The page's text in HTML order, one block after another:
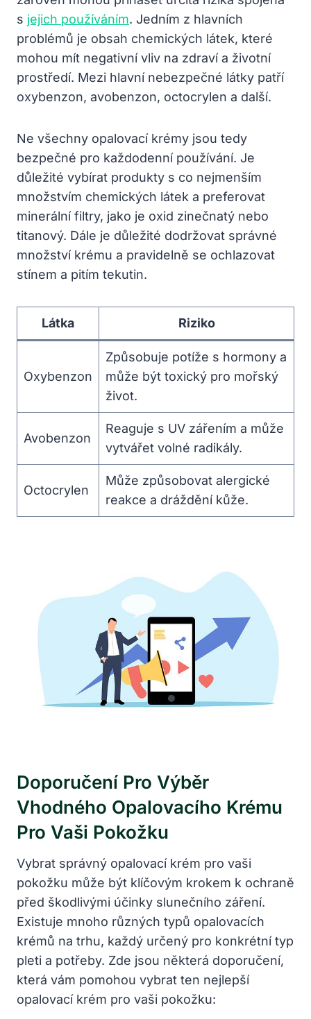
s jejich používáním. Jedním z hlavních
problémů je obsah chemických látek, které
mohou mít negativní vliv na zdraví a životní
prostředí. Mezi hlavní nebezpečné látky patří
oxybenzon, avobenzon, octocrylen a další.
Ne všechny opalovací krémy jsou tedy
bezpečné pro každodenní používání. Je
důležité vybírat produkty s co nejmenším
množstvím chemických látek a preferovat
minerální filtry, jako je oxid zinečnatý nebo
titanový. Dále je důležité dodržovat správné
množství krému a pravidelně se ochlazovat
stínem a pitím tekutin.
Látka Riziko
Oxybenzon
Způsobuje potíže s hormony a
může být toxický pro mořský
život.
Avobenzon
Reaguje s UV zářením a může
vytvářet volné radikály.
Octocrylen
Může způsobovat alergické
reakce a dráždění kůže.
Doporučení Pro Výběr
Vhodného Opalovacího Krému
Pro Vaši Pokožku
Vybrat správný opalovací krém pro vaši
pokožku může být klíčovým krokem k ochraně
před škodlivými účinky slunečního záření.
Existuje mnoho různých typů opalovacích
krémů na trhu, každý určený pro konkrétní typ
pleti a potřeby. Zde jsou některá doporučení,
která vám pomohou vybrat ten nejlepší
opalovací krém pro vaši pokožku: